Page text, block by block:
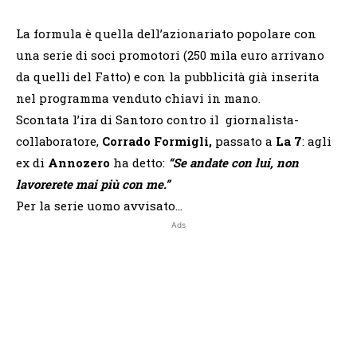
La formula è quella dell’azionariato popolare con
una serie di soci promotori (250 mila euro arrivano
da quelli del Fatto) e con la pubblicità già inserita
nel programma venduto chiavi in mano.
Scontata l’ira di Santoro contro il giornalista-
collaboratore, Corrado Formigli, passato a La 7: agli
ex di Annozero ha detto: “Se andate con lui, non
lavorerete mai più con me.”
Per la serie uomo avvisato…
Ads